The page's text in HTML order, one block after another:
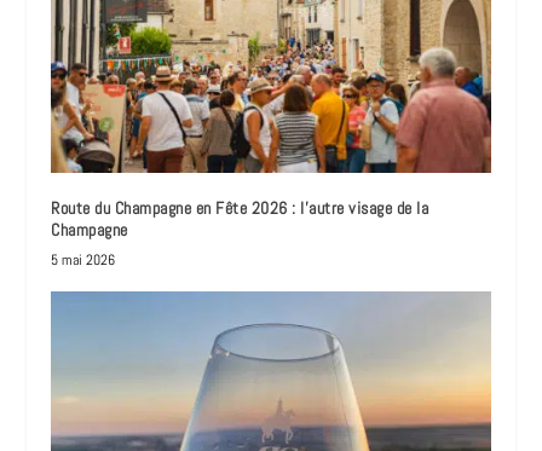
Route du Champagne en Fête 2026 : l’autre visage de la
Champagne
5 mai 2026